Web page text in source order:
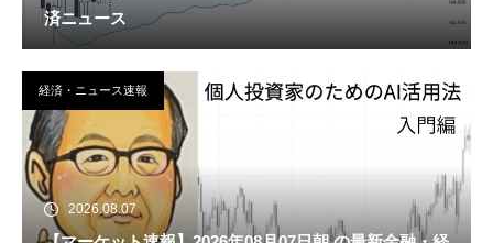
済ニュース
経済・ニュース速報
2026.08.07